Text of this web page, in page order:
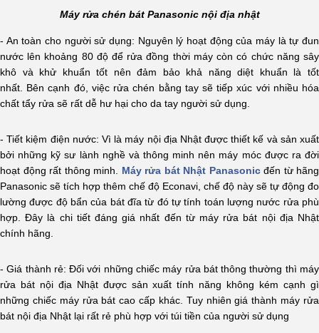
Máy rửa chén bát Panasonic nội địa nhật
- An toàn cho người sử dụng: Nguyên lý hoạt động của máy là tự đun
nước lên khoảng 80 độ để rửa đồng thời máy còn có chức năng sây
khô và khử khuẩn tốt nên đảm bảo khả năng diệt khuẩn là tốt
nhất. Bên cạnh đó, việc rửa chén bằng tay sẽ tiếp xúc với nhiều hóa
chất tẩy rửa sẽ rất dễ hư hại cho da tay người sử dụng.
- Tiết kiệm điện nước: Vì là máy nội địa Nhật được thiết kế và sản xuất
bởi những kỹ sư lành nghề và thông minh nên máy móc được ra đời
hoạt động rất thông minh. Máy rửa bát Nhật Panasonicđến từ hãng
Panasonic sẽ tích hợp thêm chế độ Econavi, chế độ này sẽ tự động đo
lường được độ bẩn của bát đĩa từ đó tự tính toán lượng nước rửa phù
hợp. Đây là chi tiết đáng giá nhất đến từ máy rửa bát nội địa Nhật
chính hãng.
- Giá thành rẻ: Đối với những chiếc máy rửa bát thông thường thì máy
rửa bát nội địa Nhật được sản xuất tính năng không kém cạnh gì
những chiếc máy rửa bát cao cấp khác. Tuy nhiên giá thành máy rửa
bát nội địa Nhật lại rất rẻ phù hợp với túi tiền của người sử dụng